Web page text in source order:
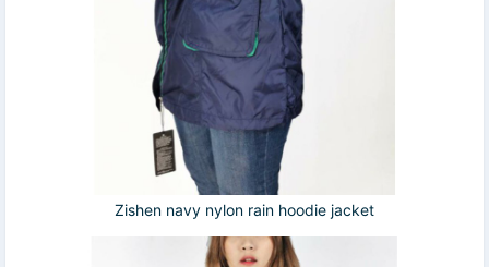
Zishen navy nylon rain hoodie jacket